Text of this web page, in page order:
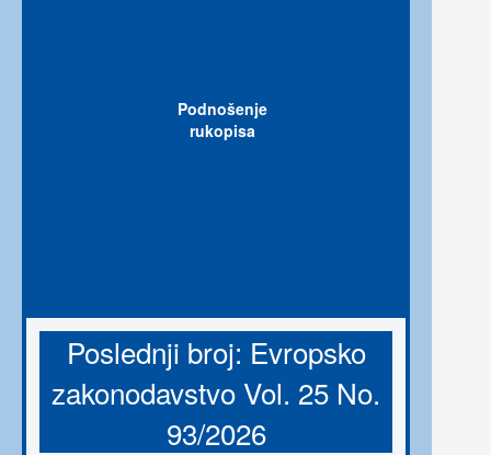
Podnošenje
rukopisa
Poslednji broj: Evropsko
zakonodavstvo Vol. 25 No.
93/2026